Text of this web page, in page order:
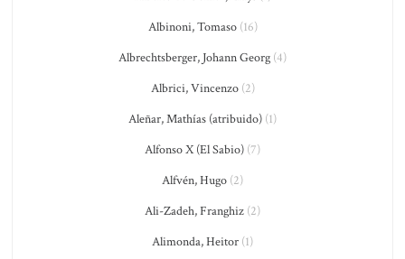
Albinoni, Tomaso(16)
Albrechtsberger, Johann Georg (4)
Albrici, Vincenzo(2)
Aleñar, Mathías (atribuido) (1)
Alfonso X (El Sabio) (7)
Alfvén, Hugo (2)
Ali-Zadeh, Franghiz (2)
Alimonda, Heitor (1)